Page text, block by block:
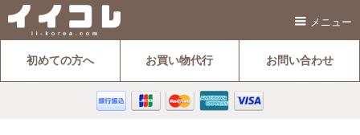
メニュー
初めての方へ お買い物代行 お問い合わせ